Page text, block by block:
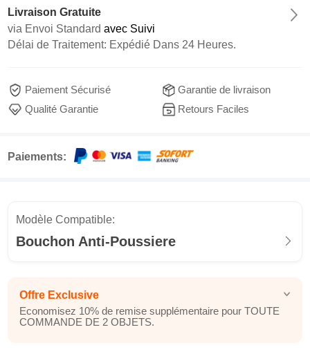
Livraison Gratuite
via Envoi Standard avec Suivi
Délai de Traitement: Expédié Dans 24 Heures.
Paiement Sécurisé
Garantie de livraison
Qualité Garantie
Retours Faciles
Paiements:
Modèle Compatible:
Bouchon Anti-Poussiere
Offre Exclusive
Economisez 10% de remise supplémentaire pour TOUTE
COMMANDE DE 2 OBJETS.